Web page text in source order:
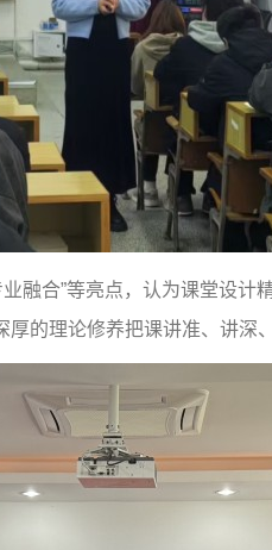
合”等亮点，认为课堂设计
的理论修养把课讲准、讲深